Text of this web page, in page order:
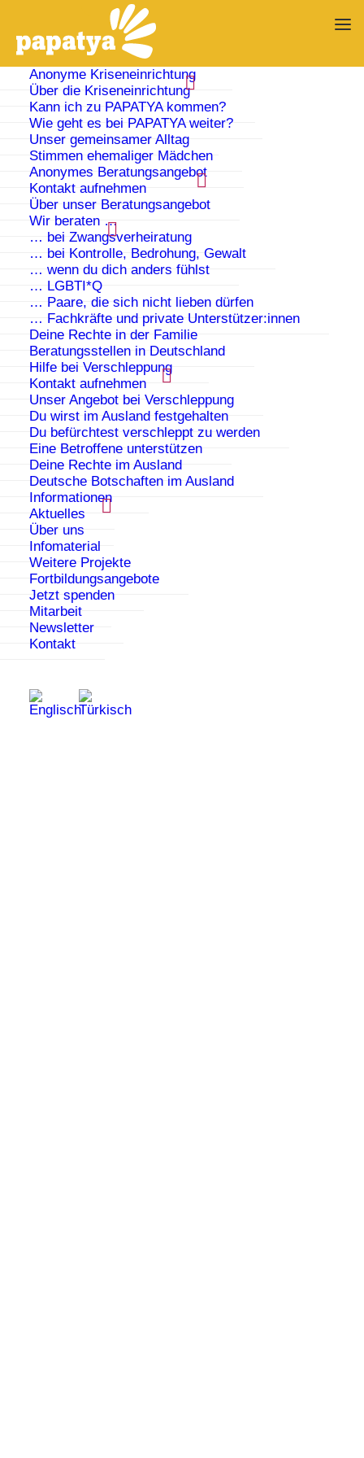
Anonyme Kriseneinrichtung
Über die Kriseneinrichtung
Kann ich zu PAPATYA kommen?
Wie geht es bei PAPATYA weiter?
Unser gemeinsamer Alltag
Stimmen ehemaliger Mädchen
Anonymes Beratungsangebot
Kontakt aufnehmen
Über unser Beratungsangebot
Wir beraten …
… bei Zwangsverheiratung
… bei Kontrolle, Bedrohung, Gewalt
… wenn du dich anders fühlst
… LGBTI*Q
… Paare, die sich nicht lieben dürfen
… Fachkräfte und private Unterstützer:innen
Deine Rechte in der Familie
Beratungsstellen in Deutschland
Hilfe bei Verschleppung
Kontakt aufnehmen
Unser Angebot bei Verschleppung
Du wirst im Ausland festgehalten
Du befürchtest verschleppt zu werden
Eine Betroffene unterstützen
Deine Rechte im Ausland
Deutsche Botschaften im Ausland
Informationen
Aktuelles
Über uns
Infomaterial
Weitere Projekte
Fortbildungsangebote
Jetzt spenden
Mitarbeit
Newsletter
Kontakt
Papatya bietet
Schutz und
Beratung…
… bei familiärer Gewalt, Zwangsverheiratung
und Verschleppung.
Aktuelles
20. Todestag von Hatun Sürücü – Ihr
Kampf für Freiheit bleibt unvergessen
07.02.2025
2025 jährt sich der Todestag von Hatun
Arbeitskreis Zwangsverheiratung hat
PAPATYA an der Gedenkveranstaltung und der